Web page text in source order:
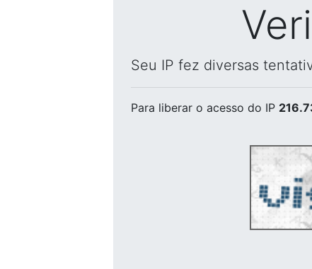
Seu IP fez diversas
Para liberar o acesso do IP